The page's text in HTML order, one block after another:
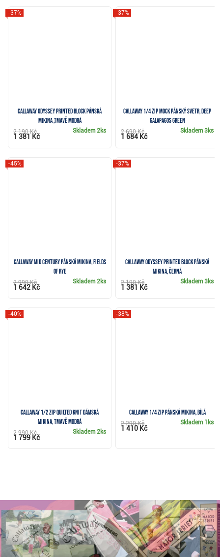
Callaway Odyssey Printed Block pánská
mikina ,tmavě modrá
-37%
Skladem2ks
2 190 Kč
1 381 Kč
Callaway 1/4 Zip Mock pánský svetr, deep
galapagos green
-37%
Skladem3ks
2 690 Kč
1 684 Kč
Callaway Mid Century pánská mikina, fields
of rye
-45%
Skladem 2ks
2 990 Kč
1 642 Kč
Callaway Odyssey Printed Block pánská
mikina, černá
-37%
Skladem3ks
2 190 Kč
1 381 Kč
Callaway 1/2 Zip Quilted Knit dámská
mikina, tmavě modrá
-40%
Skladem2ks
2 990 Kč
1 799 Kč
Callaway 1/4 Zip pánská mikina, bílá
-38%
Skladem 1ks
2 290 Kč
1 410 Kč